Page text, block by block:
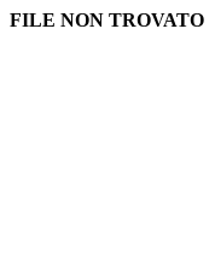
FILE NON TROVATO